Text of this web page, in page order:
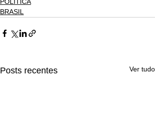
BRASIL
Posts recentes Ver tudo